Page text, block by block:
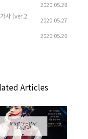
2020.05.28
사 (ver.2
2020.05.27
2020.05.26
Articles